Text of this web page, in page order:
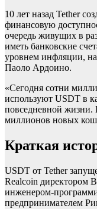
10 лет назад Tether
финансовую
очередь живущих в
иметь банковские
уровнем инфляции,
Паоло Ардоино.
«Сегодня сотни
используют USDT в
повседневной жизни.
миллионов новых
Краткая
USDT от Tether
Realcoin директором
инженером-
предпринимателем